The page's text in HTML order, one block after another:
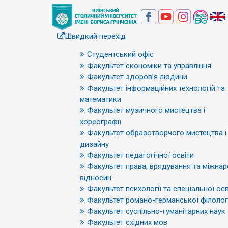
Швидкий перехід
Студентський офіс
Факультет економіки та управління
Факультет здоров’я людини
Факультет інформаційних технологій та
математики
Факультет музичного мистецтва і
хореографії
Факультет образотворчого мистецтва і
дизайну
Факультет педагогічної освіти
Факультет права, врядування та
відносин
Факультет психології та спеціальної
Факультет романо-германської
Факультет суспільно-гуманітарних наук
Факультет східних мов